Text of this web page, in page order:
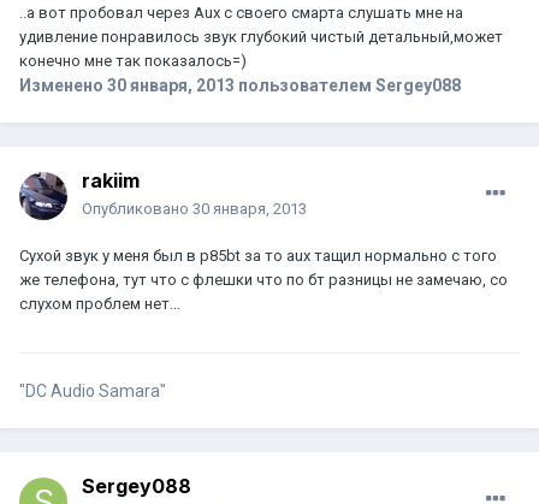
..а вот пробовал через Aux с своего смарта слушать мне на
удивление понравилось звук глубокий чистый детальный,может
конечно мне так показалось=)
Изменено 30 января, 2013 пользователем Sergey088
rakiim
Опубликовано 30 января, 2013
Сухой звук у меня был в p85bt за то aux тащил нормально с того
же телефона, тут что с флешки что по бт разницы не замечаю, со
слухом проблем нет...
"DC Audio Samara"
Sergey088